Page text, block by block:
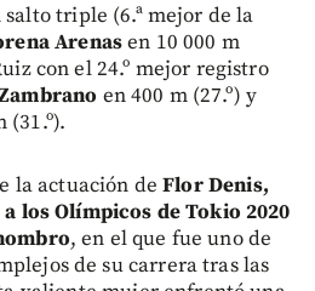
salto triple (6.ª mejor de la
Arenasen 10 000 m
con el 24.º mejor registro
en 400 m (27.º) y
(31.º).
la actuación de Flor Denis,
los Olímpicos de Tokio 2020
, en el que fue uno de
de su carrera tras las